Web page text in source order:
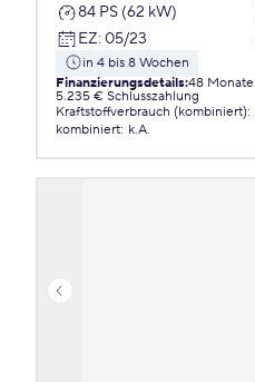
84 PS (62 kW)
EZ: 05/23
in 4 bis 8 Wochen
Finanzierungsdetails:48 Monate
5.235 € Schlusszahlung
Kraftstoffverbrauch (kombiniert):
kombiniert: k.A.